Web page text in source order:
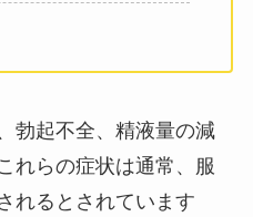
勃起不全、精液量の減
れらの症状は通常、服
れるとされています